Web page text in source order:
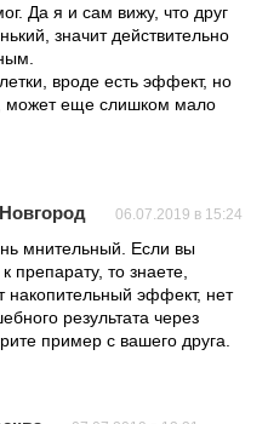
Да я и сам вижу, что друг
значит действительно
вроде есть эффект, но
может еще слишком мало
06.07.2019 в 15:24
мнительный. Если вы
препарату, то знаете,
накопительный эффект, нет
результата через
пример с вашего друга.